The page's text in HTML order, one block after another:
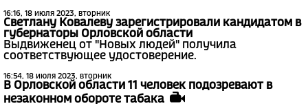
16:16, 18 июля 2023, вторник
Светлану Ковалеву зарегистрировали кандидатом в
губернаторы Орловской области
Выдвиженец от "Новых людей" получила
соответствующее удостоверение.
16:54, 18 июля 2023, вторник
В Орловской области 11 человек подозревают в
незаконном обороте табака